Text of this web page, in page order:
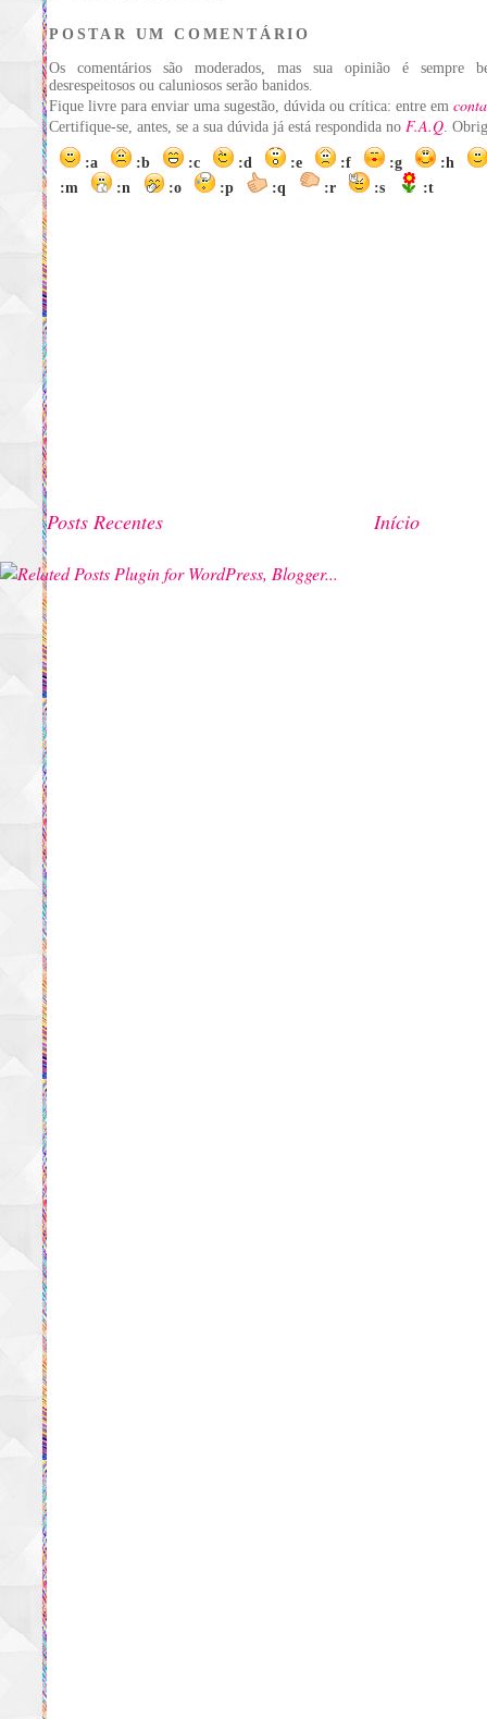
POSTAR UM COMENTÁRIO
Os comentários são moderados, mas sua opinião é sempre
desrespeitosos ou caluniosos serão banidos.
Fique livre para enviar uma sugestão, dúvida ou crítica: entre em
Certifique-se, antes, se a sua dúvida já está respondida no F.A.Q .
:a :b :c :d :e :f :g
:h
:m
:n :o :p :q :r :s :t
Posts Recentes Início